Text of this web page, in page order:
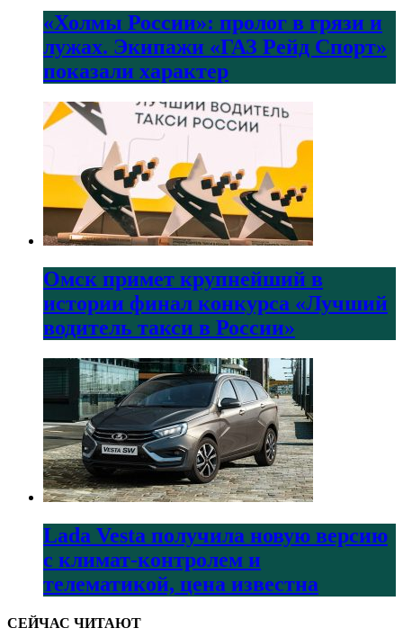
«Холмы России»: пролог в грязи и
лужах. Экипажи «ГАЗ Рейд Спорт»
показали характер
Омск примет крупнейший в
истории финал конкурса «Лучший
водитель такси в России»
Lada Vesta получила новую версию
с климат-контролем и
телематикой, цена известна
СЕЙЧАС ЧИТАЮТ